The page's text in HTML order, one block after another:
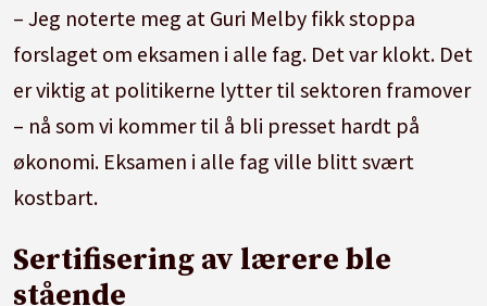
– Jeg noterte meg at Guri Melby fikk stoppa
forslaget om eksamen i alle fag. Det var klokt. Det
er viktig at politikerne lytter til sektoren framover
– nå som vi kommer til å bli presset hardt på
økonomi. Eksamen i alle fag ville blitt svært
kostbart.
Sertifisering av lærere ble
stående